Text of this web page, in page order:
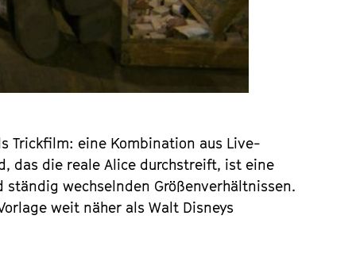
Trickfilm: eine Kombination aus Live-
das die reale Alice durchstreift, ist eine
wechselnden Größenverhältnissen.
weit näher als Walt Disneys